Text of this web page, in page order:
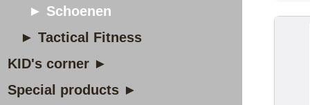
► Schoenen
► Tactical Fitness
KID's corner ►
Special products ►